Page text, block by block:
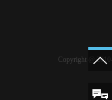
Copyright @